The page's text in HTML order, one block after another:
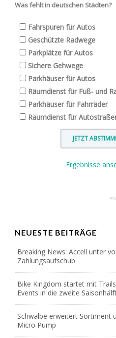
Was fehlt in deutschen Städten?
Fahrspuren für Autos
Geschützte Radwege
Parkplätze für Autos
Sichere Gehwege
Parkhäuser für Autos
Räumdienst für Fuß- und
Parkhäuser für Fahrräder
Räumdienst für
Ergebnisse
NEUESTE BEITRÄGE
Breaking News: Accell unter
Zahlungsaufschub
Bike Kingdom startet mit
Events in die zweite
Schwalbe erweitert Sortiment
Micro Pump